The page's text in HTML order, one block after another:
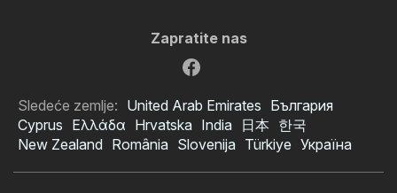
Zapratite nas
Sledeće zemlje: United Arab Emirates България
Cyprus Ελλάδα Hrvatska India 日本 한국
New Zealand România Slovenija Türkiye Україна